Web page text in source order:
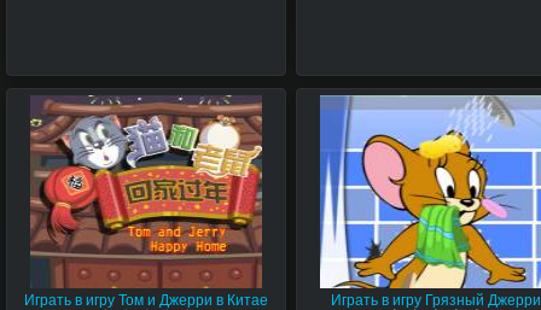
Играть в игру Том и Джерри в Китае Играть в игру Грязный Джерри